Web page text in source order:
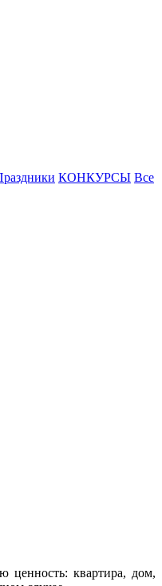
КОНКУРСЫ Все
ценность: квартира, дом,